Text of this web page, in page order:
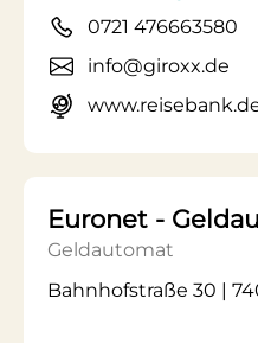
0721 476663580
info@giroxx.de
Euronet -
Geldautomat
Bahnhofstraße 30 |